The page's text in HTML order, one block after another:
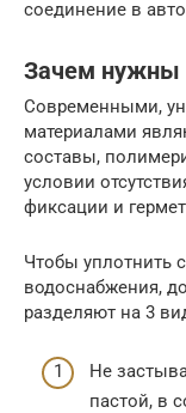
соединение в
Зачем нужны
Современными,
материалами
составы,
условии
фиксации и
Чтобы уплотнить
водоснабжения,
разделяют на 3
Не
пастой, в